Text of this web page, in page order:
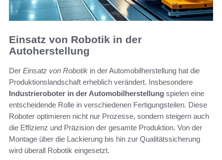
Einsatz von Robotik in der
Autoherstellung
Der Einsatz von Robotik in der Automobilherstellung hat die
Produktionslandschaft erheblich verändert. Insbesondere
Industrieroboter in der Automobilherstellung spielen eine
entscheidende Rolle in verschiedenen Fertigungsteilen. Diese
Roboter optimieren nicht nur Prozesse, sondern steigern auch
die Effizienz und Präzision der gesamte Produktion. Von der
Montage über die Lackierung bis hin zur Qualitätssicherung
wird überall Robotik eingesetzt.